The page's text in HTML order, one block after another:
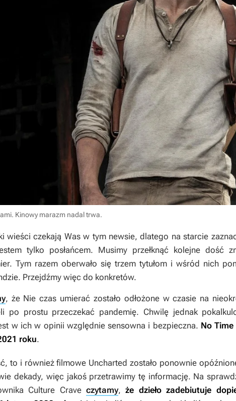
Kinowy marazm nadal trwa.
wieści czekają Was w tym newsie, dlatego na starcie
tylko posłańcem. Musimy przełknąć kolejne dość
Tym razem oberwało się trzem tytułom i wśród nich
Przejdźmy więc do konkretów.
, że Nie czas umierać zostało odłożone w czasie na
po prostu przeczekać pandemię. Chwilę jednak
w ich w opinii względnie sensowna i bezpieczna. No
roku.
to i również filmowe Unchartedzostało ponownie
dekady, więc jakoś przetrawimy tę informację. Na
Culture Crave czytamy,że dzieło zadebiutuje